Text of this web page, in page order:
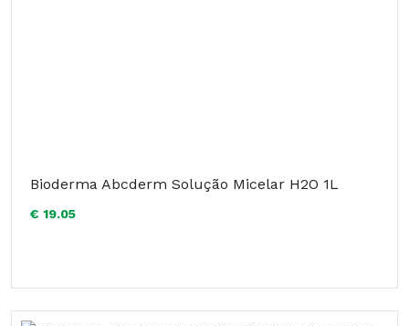
Bioderma Abcderm Solução Micelar H2O 1L
€ 19.05